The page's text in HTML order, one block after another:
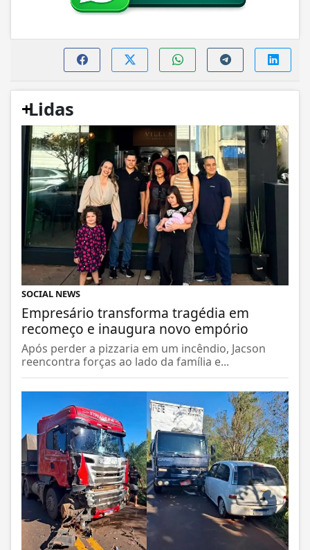
+
Lidas
SOCIAL NEWS
Empresário transforma tragédia em
recomeço e inaugura novo empório
Após perder a pizzaria em um incêndio, Jacson
reencontra forças ao lado da família e...